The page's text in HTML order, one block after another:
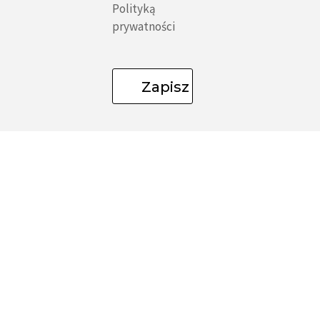
Polityką
prywatności